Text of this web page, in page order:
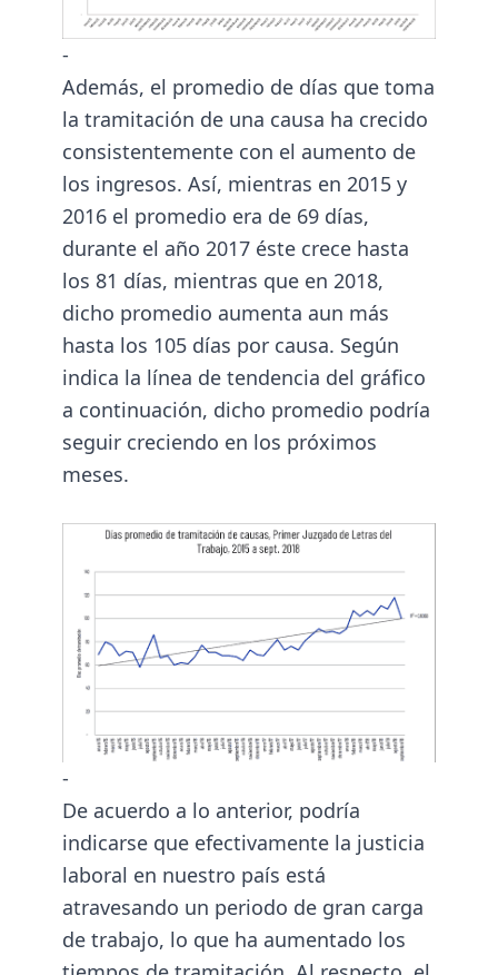
-
Además, el promedio de días que toma
la tramitación de una causa ha crecido
consistentemente con el aumento de
los ingresos. Así, mientras en 2015 y
2016 el promedio era de 69 días,
durante el año 2017 éste crece hasta
los 81 días, mientras que en 2018,
dicho promedio aumenta aun más
hasta los 105 días por causa. Según
indica la línea de tendencia del gráfico
a continuación, dicho promedio podría
seguir creciendo en los próximos
meses.
-
De acuerdo a lo anterior, podría
indicarse que efectivamente la justicia
laboral en nuestro país está
atravesando un periodo de gran carga
de trabajo, lo que ha aumentado los